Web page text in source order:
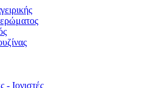
- Ιονιστές